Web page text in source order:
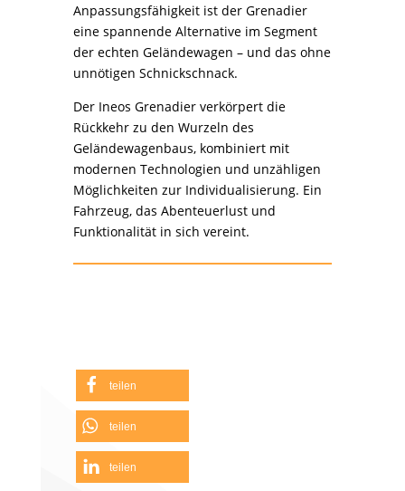
Anpassungsfähigkeit ist der Grenadier
eine spannende Alternative im Segment
der echten Geländewagen – und das ohne
unnötigen Schnickschnack.
Der Ineos Grenadier verkörpert die
Rückkehr zu den Wurzeln des
Geländewagenbaus, kombiniert mit
modernen Technologien und unzähligen
Möglichkeiten zur Individualisierung. Ein
Fahrzeug, das Abenteuerlust und
Funktionalität in sich vereint.
teilen
teilen
teilen